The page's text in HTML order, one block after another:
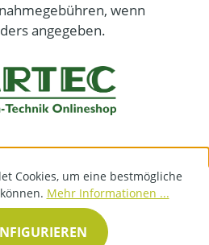
wenn
angegeben.
Cookies, um eine bestmögliche
Mehr Informationen ...